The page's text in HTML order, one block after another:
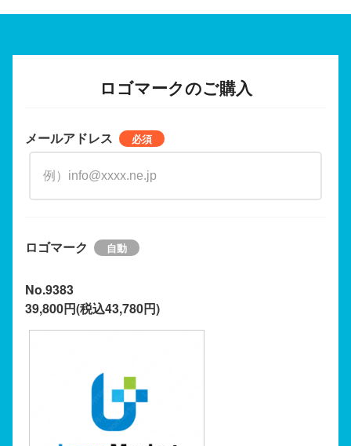
ロゴマークのご購入
メールアドレス
ロゴマーク
No.9383
39,800円(税込43,780円)